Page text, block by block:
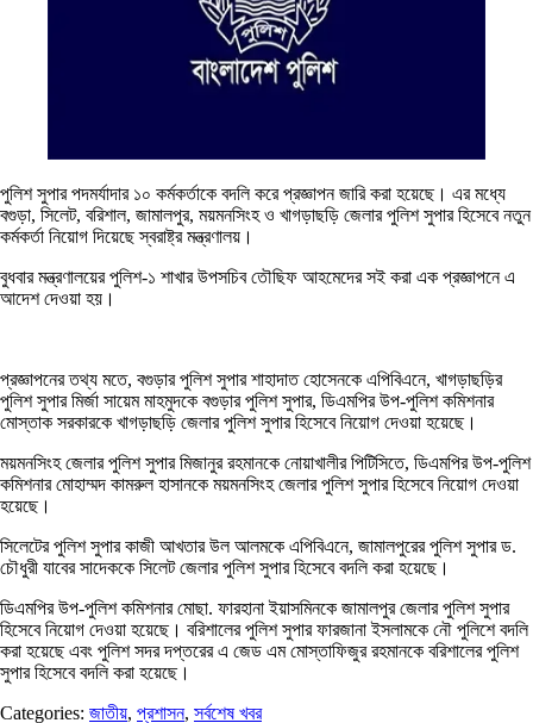
পুলিশ সুপার পদমর্যাদার ১০ কর্মকর্তাকে বদলি করে প্রজ্ঞাপন জারি করা হয়েছে। এর মধ্যে
বগুড়া, সিলেট, বরিশাল, জামালপুর, ময়মনসিংহ ও খাগড়াছড়ি জেলার পুলিশ সুপার হিসেবে নতুন
কর্মকর্তা নিয়োগ দিয়েছে স্বরাষ্ট্র মন্ত্রণালয়।
বুধবার মন্ত্রণালয়ের পুলিশ-১ শাখার উপসচিব তৌছিফ আহমেদের সই করা এক প্রজ্ঞাপনে এ
আদেশ দেওয়া হয়।
প্রজ্ঞাপনের তথ্য মতে, বগুড়ার পুলিশ সুপার শাহাদাত হোসেনকে এপিবিএনে, খাগড়াছড়ির
পুলিশ সুপার মির্জা সায়েম মাহমুদকে বগুড়ার পুলিশ সুপার, ডিএমপির উপ-পুলিশ কমিশনার
মোস্তাক সরকারকে খাগড়াছড়ি জেলার পুলিশ সুপার হিসেবে নিয়োগ দেওয়া হয়েছে।
ময়মনসিংহ জেলার পুলিশ সুপার মিজানুর রহমানকে নোয়াখালীর পিটিসিতে, ডিএমপির উপ-পুলিশ
কমিশনার মোহাম্মদ কামরুল হাসানকে ময়মনসিংহ জেলার পুলিশ সুপার হিসেবে নিয়োগ দেওয়া
হয়েছে।
সিলেটের পুলিশ সুপার কাজী আখতার উল আলমকে এপিবিএনে, জামালপুরের পুলিশ সুপার ড.
চৌধুরী যাবের সাদেককে সিলেট জেলার পুলিশ সুপার হিসেবে বদলি করা হয়েছে।
ডিএমপির উপ-পুলিশ কমিশনার মোছা. ফারহানা ইয়াসমিনকে জামালপুর জেলার পুলিশ সুপার
হিসেবে নিয়োগ দেওয়া হয়েছে। বরিশালের পুলিশ সুপার ফারজানা ইসলামকে নৌ পুলিশে বদলি
করা হয়েছে এবং পুলিশ সদর দপ্তরের এ জেড এম মোস্তাফিজুর রহমানকে বরিশালের পুলিশ
সুপার হিসেবে বদলি করা হয়েছে।
Categories: জাতীয়, প্রশাসন, সর্বশেষ খবর